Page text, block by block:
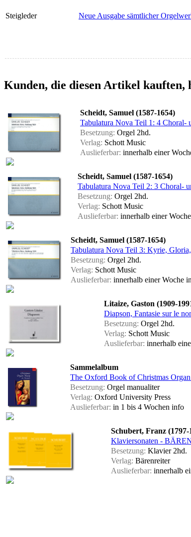
Steigleder Neue Ausgabe sämtlicher
Kunden, die diesen Artikel kauften,
Scheidt, Samuel (1587-1654)
Tabulatura Nova Teil 1: 4 Choral-
Besetzung: Orgel 2hd.
Verlag: Schott Music
Auslieferbar: innerhalb einer
Scheidt, Samuel (1587-1654)
Tabulatura Nova Teil 2: 3 Choral-
Besetzung: Orgel 2hd.
Verlag: Schott Music
Auslieferbar: innerhalb einer Woche
Scheidt, Samuel (1587-1654)
Tabulatura Nova Teil 3: Kyrie,
Besetzung: Orgel 2hd.
Verlag: Schott Music
Auslieferbar: innerhalb einer Woche
Litaize, Gaston (1909-
Diapson, Fantasie sur le
Besetzung: Orgel 2hd.
Verlag: Schott Music
Auslieferbar: innerhalb
Sammelalbum
The Oxford Book of Christmas
Besetzung: Orgel manualiter
Verlag: Oxford University Press
Auslieferbar: in 1 bis 4 Wochen info
Schubert, Franz (1797-
Klaviersonaten -
Besetzung: Klavier 2hd.
Verlag: Bärenreiter
Auslieferbar: innerhalb